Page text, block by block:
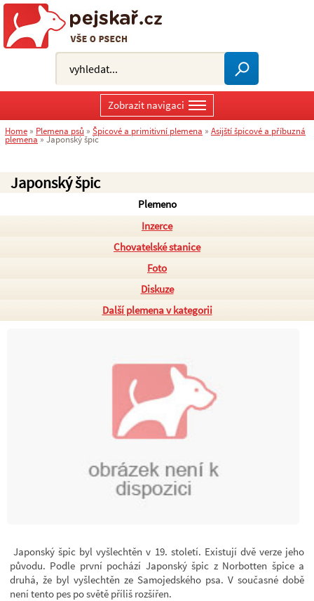
Japonský špic
Plemeno
Inzerce
Chovatelské stanice
Foto
Diskuze
Další plemena v kategorii
Japonský špic byl vyšlechtěn v 19. století. Existují dvě verze jeho
původu. Podle první pochází Japonský špic z Norbotten špice a
druhá, že byl vyšlechtěn ze Samojedského psa. V současné době
není tento pes po světě příliš rozšířen.
Zobrazit navigaci
Home » Plemena psů » Špicové a primitivní plemena » Asijští špicové a příbuzná
plemena»Japonský špic